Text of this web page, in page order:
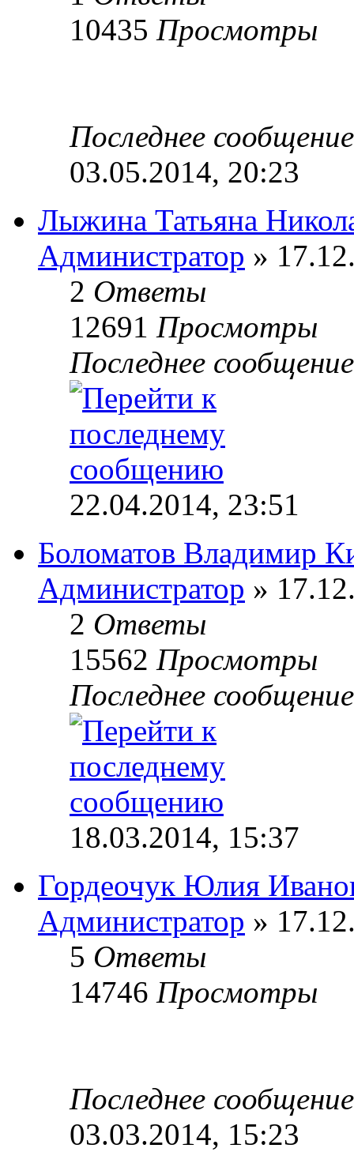
10435 Просмотры
Последнее
03.05.2014, 20:23
Лыжина Татьяна
Администратор »
2 Ответы
12691 Просмотры
Последнее
22.04.2014, 23:51
Боломатов Владимир
Администратор »
2 Ответы
15562 Просмотры
Последнее
18.03.2014, 15:37
Гордеочук Юлия
Администратор »
5 Ответы
14746 Просмотры
Последнее
03.03.2014, 15:23